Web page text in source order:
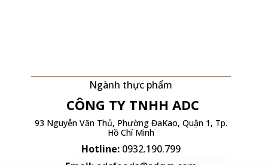
Ngành thực phẩm
CÔNG TY TNHH ADC
93 Nguyễn Văn Thủ, Phường ĐaKao, Quận 1, Tp.
Hồ Chí Minh
Hotline: 0932.190.799